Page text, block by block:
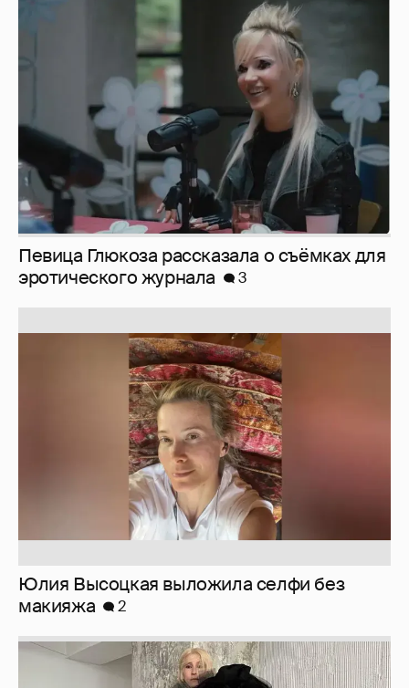
Певица Глюкоза рассказала о съёмках для
эротического журнала
3
Юлия Высоцкая выложила селфи без
макияжа
2